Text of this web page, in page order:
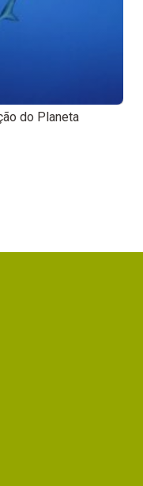
do Planeta